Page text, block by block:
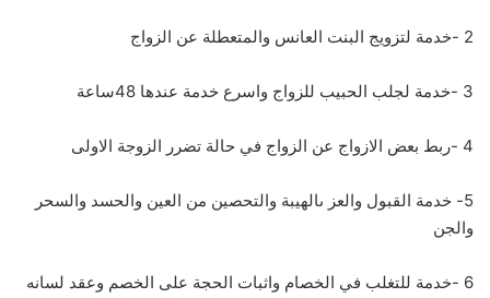
2 -خدمة لتزويج البنت العانس والمتعطلة عن الزواج
3 -خدمة لجلب الحبيب للزواج واسرع خدمة عندها 48ساعة
4 -ربط بعض الازواج عن الزواج في حالة تضرر الزوجة الاولى
5- خدمة القبول والعز ىالهيبة والتحصين من العين والحسد والسحر
والجن
6 -خدمة للتغلب في الخصام واثبات الحجة على الخصم وعقد لسانه